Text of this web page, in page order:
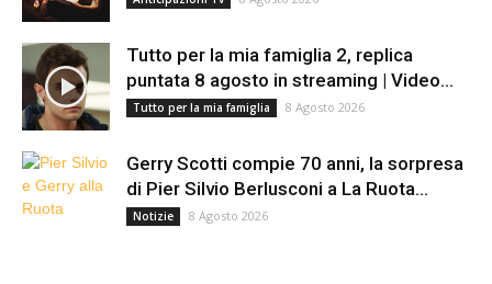
Tutto per la mia famiglia 2, replica
puntata 8 agosto in streaming | Video...
Tutto per la mia famiglia 8 Agosto 2026
Gerry Scotti compie 70 anni, la sorpresa
di Pier Silvio Berlusconi a La Ruota...
Notizie 8 Agosto 2026